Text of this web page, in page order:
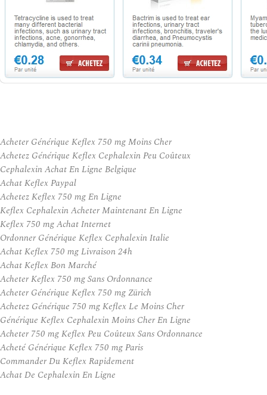
Acheter Générique Keflex 750 mg Moins Cher
Achetez Générique Keflex Cephalexin Peu Coûteux
Cephalexin Achat En Ligne Belgique
Achat Keflex Paypal
Achetez Keflex 750 mg En Ligne
Keflex Cephalexin Acheter Maintenant En Ligne
Keflex 750 mg Achat Internet
Ordonner Générique Keflex Cephalexin Italie
Achat Keflex 750 mg Livraison 24h
Achat Keflex Bon Marché
Acheter Keflex 750 mg Sans Ordonnance
Acheter Générique Keflex 750 mg Zürich
Achetez Générique 750 mg Keflex Le Moins Cher
Générique Keflex Cephalexin Moins Cher En Ligne
Acheter 750 mg Keflex Peu Coûteux Sans Ordonnance
Acheté Générique Keflex 750 mg Paris
Commander Du Keflex Rapidement
Achat De Cephalexin En Ligne